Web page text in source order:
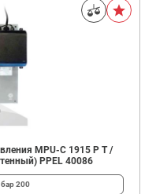
MPU-C 1915 P T /
PPEL 40086
200